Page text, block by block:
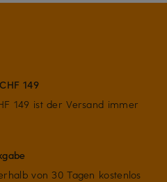
149
149 ist der Versand immer
von 30 Tagen kostenlos